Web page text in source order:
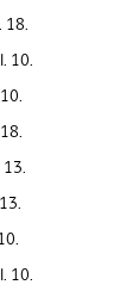
18.
10.
10.